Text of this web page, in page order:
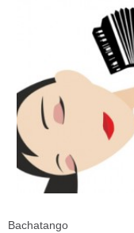
Bachatango